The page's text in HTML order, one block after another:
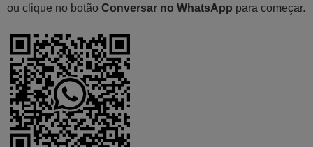
ou clique no botão Conversar no WhatsApp para começar.